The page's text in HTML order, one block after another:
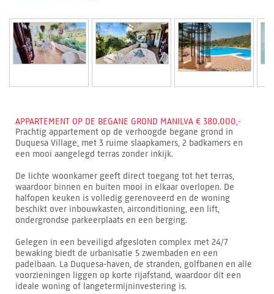
APPARTEMENT OP DE BEGANE GROND MANILVA € 380.000,-
Prachtig appartement op de verhoogde begane grond in
Duquesa Village, met 3 ruime slaapkamers, 2 badkamers en
een mooi aangelegd terras zonder inkijk.
De lichte woonkamer geeft direct toegang tot het terras,
waardoor binnen en buiten mooi in elkaar overlopen. De
halfopen keuken is volledig gerenoveerd en de woning
beschikt over inbouwkasten, airconditioning, een lift,
ondergrondse parkeerplaats en een berging.
Gelegen in een beveiligd afgesloten complex met 24/7
bewaking biedt de urbanisatie 5 zwembaden en een
padelbaan. La Duquesa-haven, de stranden, golfbanen en alle
voorzieningen liggen op korte rijafstand, waardoor dit een
ideale woning of langetermijninvestering is.